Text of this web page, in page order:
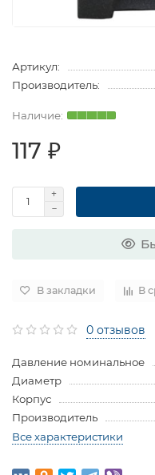
Артикул:
Производитель:
117 ₽
В закладки В
0 отзывов
Давление номинальное
Диаметр
Корпус
Производитель
Все характеристики